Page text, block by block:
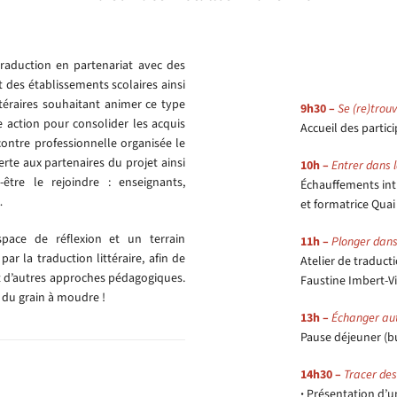
en partenariat avec des
établissements scolaires ainsi
souhaitant animer ce type
action pour consolider les acquis
professionnelle organisée le
aux partenaires du projet ainsi
le rejoindre : enseignants,
de réflexion et un terrain
la traduction littéraire, afin de
approches pédagogiques.
grain à moudre !
9h30 – Se
Accueil des
10h – Entrer dans
Échauffements
et formatrice
11h – Plonger
Atelier de
Faustine Imbert-
13h – Échanger
Pause déjeuner
14h30 – Tracer